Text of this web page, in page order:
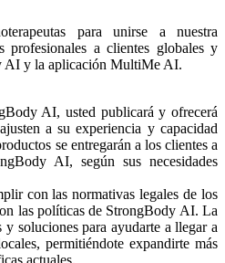
para unirse a nuestra
profesionales a clientes globales y
AI y la aplicación MultiMe AI.
AI, usted publicará y ofrecerá
a su experiencia y capacidad
se entregarán a los clientes a
AI, según sus necesidades
con las normativas legales de los
las políticas de StrongBody AI. La
soluciones para ayudarte a llegar a
permitiéndote expandirte más